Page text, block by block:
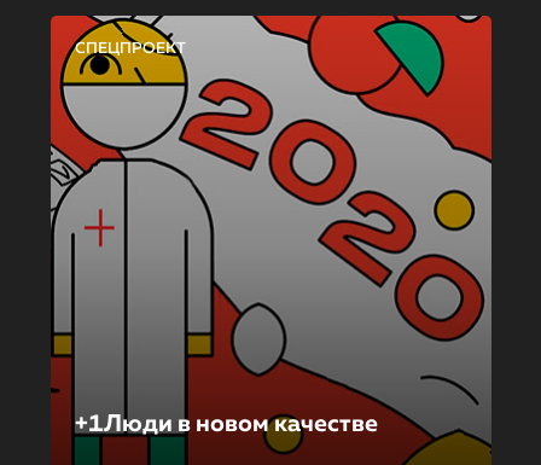
СПЕЦПРОЕКТ
+1Люди в новом качестве